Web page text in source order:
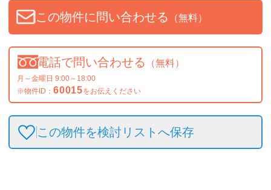
この物件に問い合わせる （無料）
電話で問い合わせる （無料）
月～金曜日 9:00～18:00
※物件ID： 60015をお伝えください
この物件を検討リストへ保存